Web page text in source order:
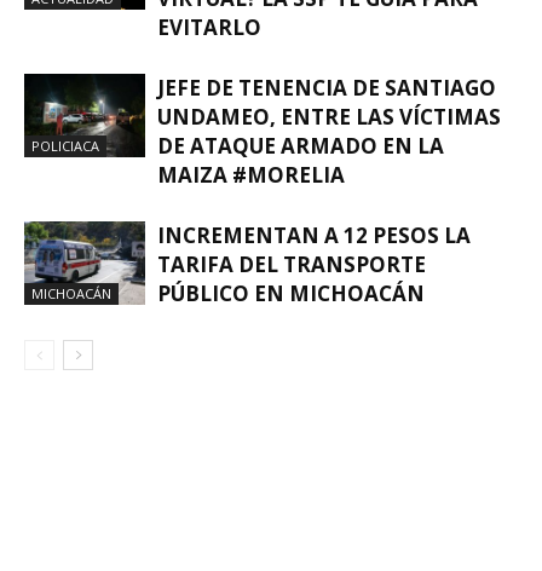
EVITARLO
POLICIACA
JEFE DE TENENCIA DE SANTIAGO
UNDAMEO, ENTRE LAS VÍCTIMAS
DE ATAQUE ARMADO EN LA
MAIZA #MORELIA
MICHOACÁN
INCREMENTAN A 12 PESOS LA
TARIFA DEL TRANSPORTE
PÚBLICO EN MICHOACÁN